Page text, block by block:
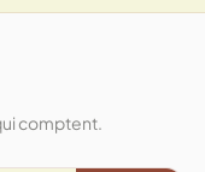
comptent.